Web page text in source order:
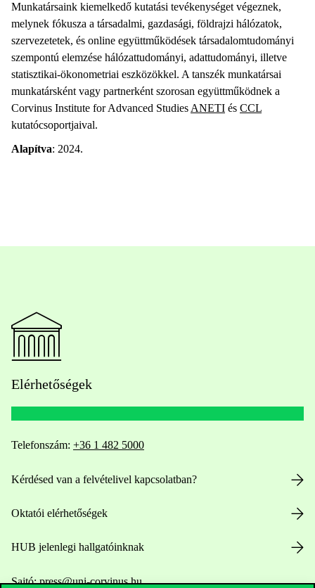
Munkatársaink kiemelkedő kutatási tevékenységet végeznek,
melynek fókusza a társadalmi, gazdasági, földrajzi hálózatok,
szervezetetek, és online együttműködések társadalomtudományi
szempontú elemzése hálózattudományi, adattudományi, illetve
statisztikai-ökonometriai eszközökkel. A tanszék munkatársai
munkatársként vagy partnerként szorosan együttműködnek a
Corvinus Institute for Advanced Studies ANETI és CCL
kutatócsoportjaival.
Alapítva: 2024.
Elérhetőségek
Telefonszám: +36 1 482 5000
Kérdésed van a felvételivel kapcsolatban?
Oktatói elérhetőségek
HUB jelenlegi hallgatóinknak
Sajtó:press@uni-corvinus.hu